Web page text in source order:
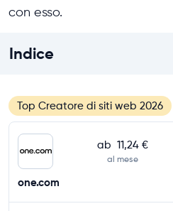
con esso.
Indice
Top Creatore di siti web 2026
ab 11,24 €
al mese
one.com